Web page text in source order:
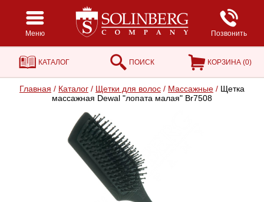
Меню Позвонить
КАТАЛОГ ПОИСК КОРЗИНА (0)
Главная / Каталог / Щетки для волос / Массажные / Щетка
массажная Dewal "лопата малая" Br7508